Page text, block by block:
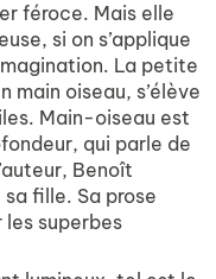
féroce. Mais elle
si on s’applique
La petite
main oiseau, s’élève
Main-oiseau est
qui parle de
Benoît
fille. Sa prose
superbes